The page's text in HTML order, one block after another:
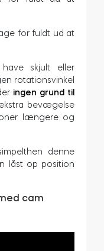
for fuldt ud at
skjult eller
rotationsvinkel
ingen grund til
bevægelse
længere og
denne
låst op position
cam